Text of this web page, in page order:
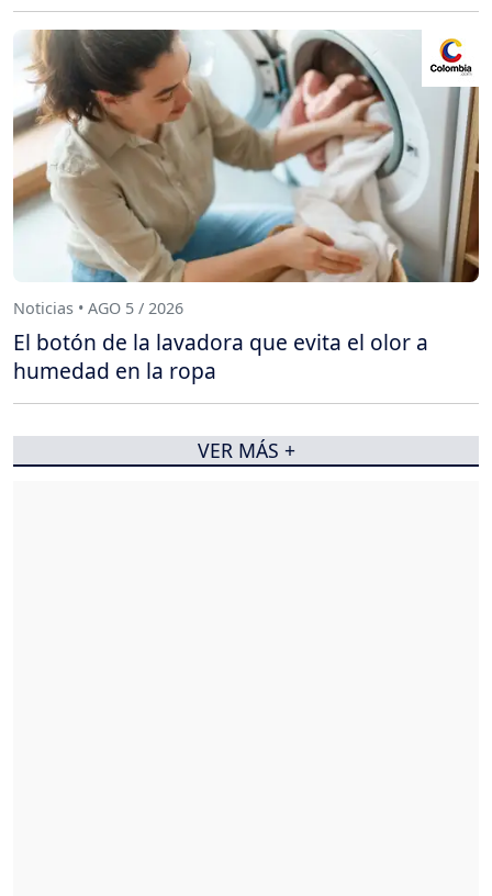
Noticias • AGO 5 / 2026
El botón de la lavadora que evita el olor a
humedad en la ropa
VER MÁS +